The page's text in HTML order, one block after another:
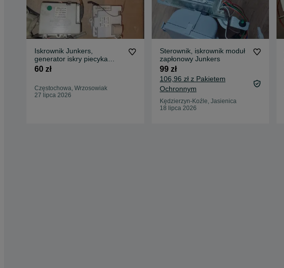
Iskrownik Junkers,
generator iskry piecyka
gazowego, sterowniki
60 zł
Częstochowa, Wrzosowiak
27 lipca 2026
Sterownik, iskrownik moduł
zapłonowy Junkers
99 zł
106,96 zł z Pakietem
Ochronnym
Kędzierzyn-Koźle, Jasienica
18 lipca 2026